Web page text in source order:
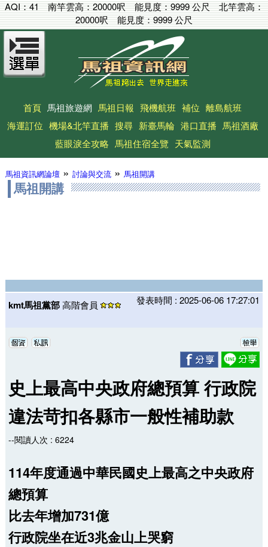
AQI：41 南竿雲高：20000呎能見度：9999 公尺北竿雲高：
20000呎能見度：9999 公尺
首頁 馬祖旅遊網 馬祖日報 飛機航班 補位 離島航班
海運訂位 機場&北竿直播 搜尋 新臺馬輪 港口直播 馬祖酒廠
藍眼淚全攻略 馬祖住宿全覽 天氣監測
馬祖資訊網論壇» 討論與交流» 馬祖開講
馬祖開講
kmt馬祖黨部高階會員 發表時間 : 2025-06-06 17:27:01
史上最高中央政府總預算 行政院
違法苛扣各縣市一般性補助款
--閱讀人次 : 6224
114年度通過中華民國史上最高之中央政府
總預算
比去年增加731億
行政院坐在近3兆金山上哭窮